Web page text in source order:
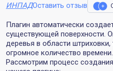
ИНПАДОставить отзыв
Плагин автоматически
существующей поверхности.
деревья в области
огромное количество времени.
Рассмотрим процесс